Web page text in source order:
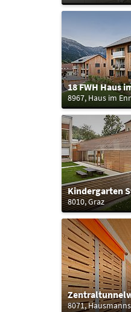
18 FWH Haus
8967, Haus im
Kindergarten
8010, Graz
8071,